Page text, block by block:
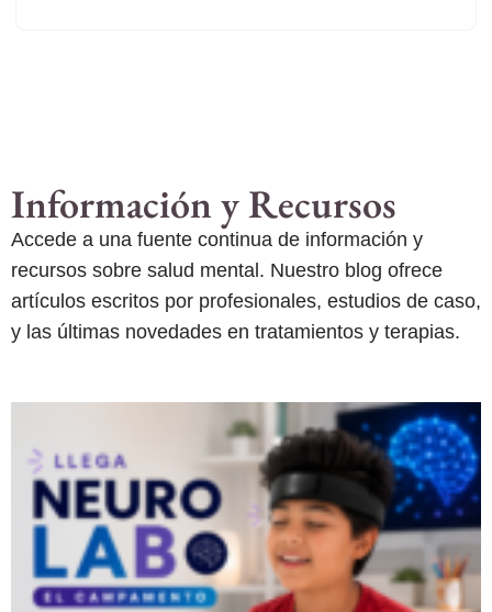
Información y Recursos
Accede a una fuente continua de información y
recursos sobre salud mental. Nuestro blog ofrece
artículos escritos por profesionales, estudios de caso,
y las últimas novedades en tratamientos y terapias.